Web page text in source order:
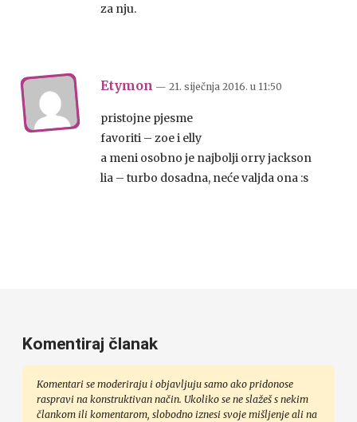
za nju.
Etymon — 21. siječnja 2016. u 11:50
pristojne pjesme
favoriti – zoe i elly
a meni osobno je najbolji orry jackson
lia – turbo dosadna, neće valjda ona :s
Komentiraj članak
Komentari se moderiraju i objavljuju samo ako pridonose
raspravi na konstruktivan način. Ukoliko se ne slažeš s nekim
člankom ili komentarom, slobodno iznesi svoje mišljenje ali na